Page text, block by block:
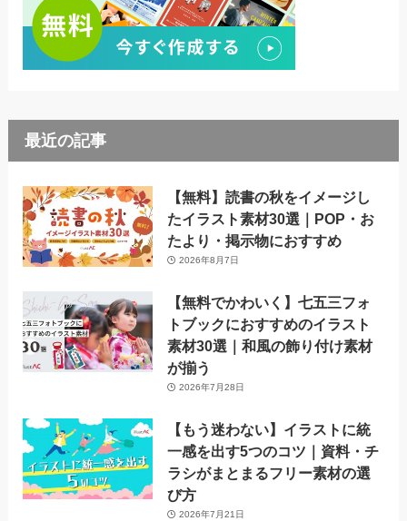
最近の記事
【無料】読書の秋をイメージし
たイラスト素材30選｜POP・お
たより・掲示物におすすめ
2026年8月7日
【無料でかわいく】七五三フォ
トブックにおすすめのイラスト
素材30選｜和風の飾り付け素材
が揃う
2026年7月28日
【もう迷わない】イラストに統
一感を出す5つのコツ｜資料・チ
ラシがまとまるフリー素材の選
び方
2026年7月21日